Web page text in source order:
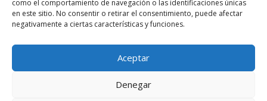
como el comportamiento de navegación o las identificaciones únicas
en este sitio. No consentir o retirar el consentimiento, puede afectar
negativamente a ciertas características y funciones.
Aceptar
Denegar
unacookie determinada del navegadorChrome. Nota:
estos pasos pueden variar en función de la versión del
Vaya a Configuración o Preferencias mediante el
menú Archivo o bien pinchando el icono de